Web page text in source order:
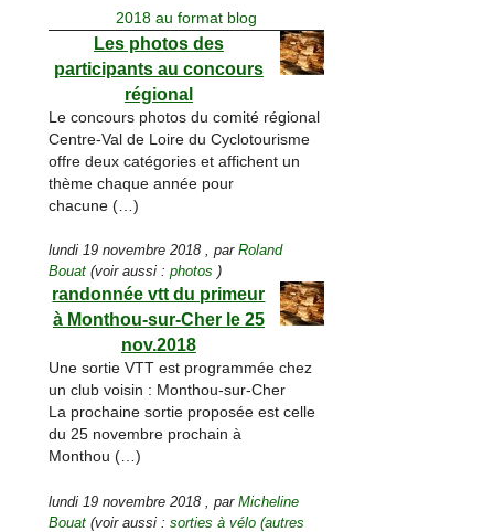
2018 au format blog
Les photos des
participants au concours
régional
Le concours photos du comité régional
Centre-Val de Loire du Cyclotourisme
offre deux catégories et affichent un
thème chaque année pour
chacune (…)
lundi 19 novembre 2018 ,parRoland
Bouat (voir aussi :photos )
randonnée vtt du primeur
à Monthou-sur-Cher le 25
nov.2018
Une sortie VTT est programmée chez
un club voisin : Monthou-sur-Cher
La prochaine sortie proposée est celle
du 25 novembre prochain à
Monthou (…)
lundi 19 novembre 2018 ,parMicheline
Bouat (voir aussi :sorties à vélo (autres